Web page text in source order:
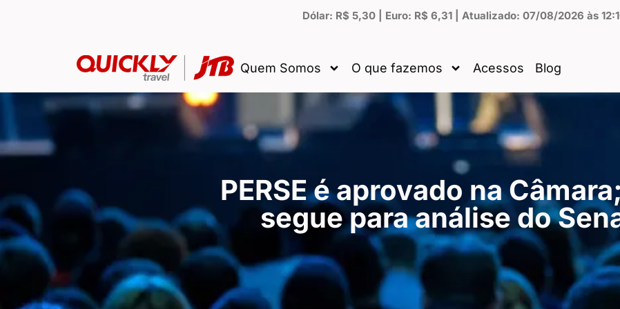
Dólar: R$ 5,30 | Euro: R$ 6,31 | Atualizado: 07/08/2026 às
Quem Somos O que fazemos Acessos Blog
PERSE é aprovado na
segue para análise do